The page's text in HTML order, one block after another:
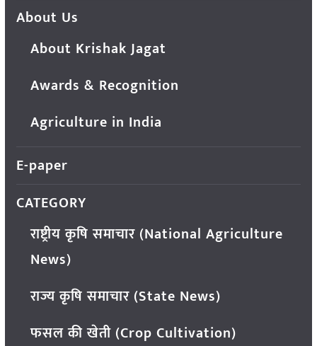
About Us
About Krishak Jagat
Awards & Recognition
Agriculture in India
E-paper
CATEGORY
राष्ट्रीय कृषि समाचार (National Agriculture
News)
राज्य कृषि समाचार (State News)
फसल की खेती (Crop Cultivation)